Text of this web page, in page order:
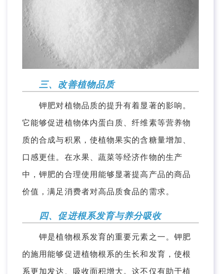
三、改善植物品质
钾肥对植物品质的提升有着显著的影响。
它能够促进植物体内蛋白质、纤维素等营养物
质的合成与积累，使植物果实的含糖量增加、
口感更佳。在水果、蔬菜等经济作物的生产
中，钾肥的合理使用能够显著提高产品的商品
价值，满足消费者对高品质食品的需求。
四、促进根系发育与养分吸收
钾是植物根系发育的重要元素之一。钾肥
的施用能够促进植物根系的生长和发育，使根
系更加发达、吸收面积增大。这不仅有助于植